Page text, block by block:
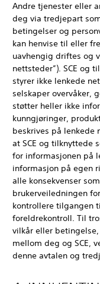
Andre tjenester eller
deg via tredjepart
betingelser og
kan henvise til eller
uavhengig driftes og
nettsteder”). SCE og
styrer ikke lenkede
selskaper overvåker,
støtter heller ikke
kunngjøringer,
beskrives på lenkede
at SCE og tilknyttede
for informasjonen på
informasjon på egen
alle konsekvenser
brukerveiledningen
kontrollere tilgangen
foreldrekontroll. Til
vilkår eller
mellom deg og SCE,
denne avtalen og